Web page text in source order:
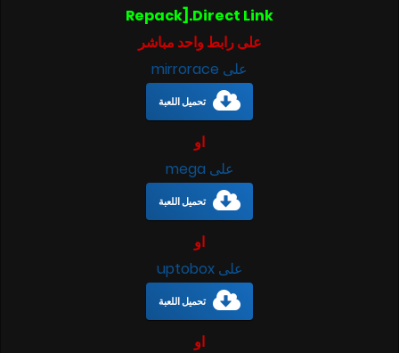
Repack].Direct Link
على رابط واحد مباشر
على mirrorace
تحميل اللعبة
او
على mega
تحميل اللعبة
او
على uptobox
تحميل اللعبة
او